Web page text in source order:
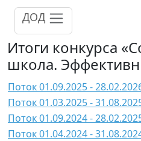
ДОД
Итоги конкурса
школа.
Поток 01.09.2025 -
Поток 01.03.2025 -
Поток 01.09.2024 -
Поток 01.04.2024 -